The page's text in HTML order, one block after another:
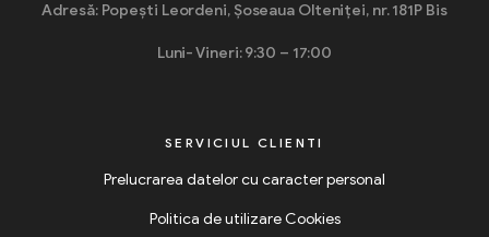
Adresă: Popești Leordeni, Șoseaua Olteniței, nr. 181P Bis
Luni- Vineri: 9:30 – 17:00
SERVICIUL CLIENTI
Prelucrarea datelor cu caracter personal
Politica de utilizare Cookies